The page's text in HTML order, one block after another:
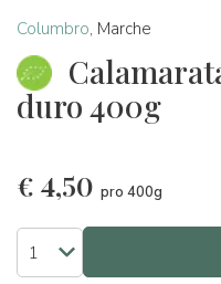
Columbro, Marche
duro 400g
€ 4,50 pro 400g